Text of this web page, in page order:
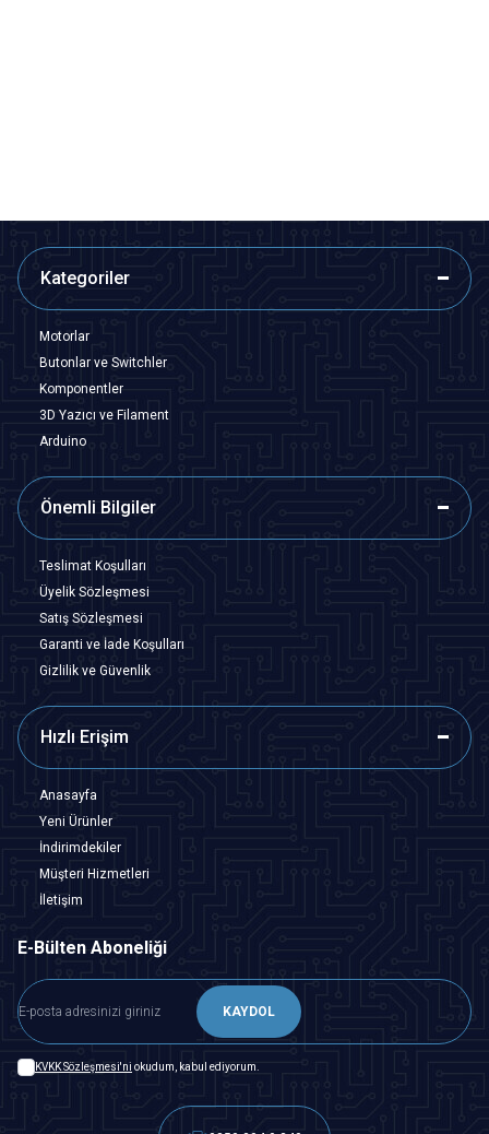
Kategoriler
Motorlar
Butonlar ve Switchler
Komponentler
3D Yazıcı ve Filament
Arduino
Önemli Bilgiler
Teslimat Koşulları
Üyelik Sözleşmesi
Satış Sözleşmesi
Garanti ve İade Koşulları
Gizlilik ve Güvenlik
Hızlı Erişim
Anasayfa
Yeni Ürünler
İndirimdekiler
Müşteri Hizmetleri
İletişim
E-Bülten Aboneliği
KAYDOL
KVKK Sözleşmesi'ni okudum, kabul ediyorum.